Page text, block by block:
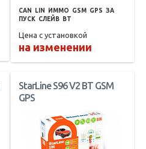
CAN LIN ИММО GSM GPS ЗА
ПУСК СЛЕЙВ BT
Цена с установкой
на изменении
StarLine S96 V2 BT GSM
GPS